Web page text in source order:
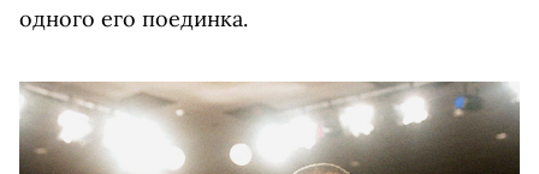
одного его поединка.